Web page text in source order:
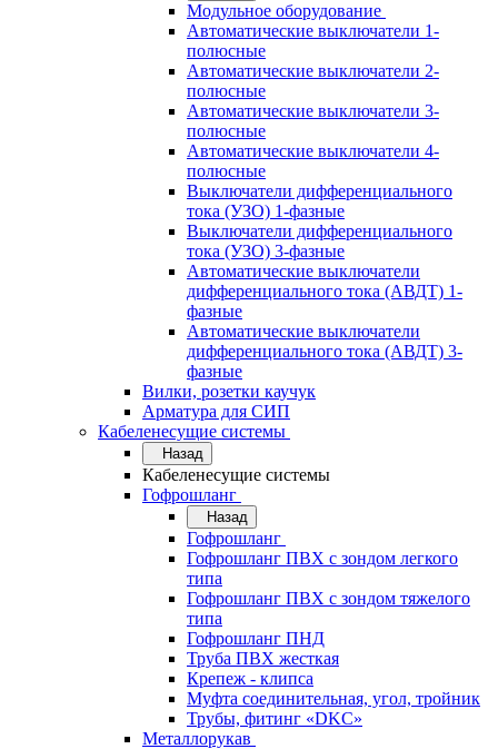
Модульное оборудование
Автоматические выключатели 1-
полюсные
Автоматические выключатели 2-
полюсные
Автоматические выключатели 3-
полюсные
Автоматические выключатели 4-
полюсные
Выключатели дифференциального
тока (УЗО) 1-фазные
Выключатели дифференциального
тока (УЗО) 3-фазные
Автоматические выключатели
дифференциального тока (АВДТ) 1-
фазные
Автоматические выключатели
дифференциального тока (АВДТ) 3-
фазные
Вилки, розетки каучук
Арматура для СИП
Кабеленесущие системы
Назад
Кабеленесущие системы
Гофрошланг
Назад
Гофрошланг
Гофрошланг ПВХ с зондом легкого
типа
Гофрошланг ПВХ с зондом тяжелого
типа
Гофрошланг ПНД
Труба ПВХ жесткая
Крепеж - клипса
Муфта соединительная, угол, тройник
Трубы, фитинг «DKC»
Металлорукав